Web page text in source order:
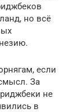
но всё
если
За
не
в